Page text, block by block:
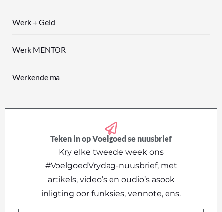
Werk + Geld
Werk MENTOR
Werkende ma
Teken in op Voelgoed se nuusbrief
Kry elke tweede week ons
#VoelgoedVrydag-nuusbrief, met
artikels, video’s en oudio’s asook
inligting oor funksies, vennote, ens.